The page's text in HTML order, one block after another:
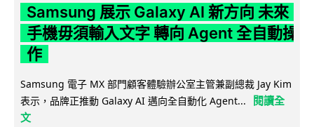
Samsung 展示 Galaxy AI 新方向 未來
手機毋須輸入文字 轉向 Agent 全自動操
作
Samsung 電子 MX 部門顧客體驗辦公室主管兼副總裁 Jay Kim
表示，品牌正推動 Galaxy AI 邁向全自動化 Agent...
閱讀全
文